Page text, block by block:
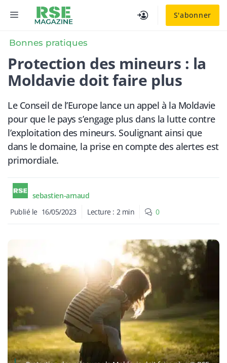
S'abonner
MENU
Bonnes pratiques
Protection des mineurs : la
Moldavie doit faire plus
Le Conseil de l’Europe lance un appel à la Moldavie
pour que le pays s’engage plus dans la lutte contre
l’exploitation des mineurs. Soulignant ainsi que
dans le domaine, la prise en compte des alertes est
primordiale.
sebastien-arnaud
Publié le 16/05/2023 Lecture : 2 min 0